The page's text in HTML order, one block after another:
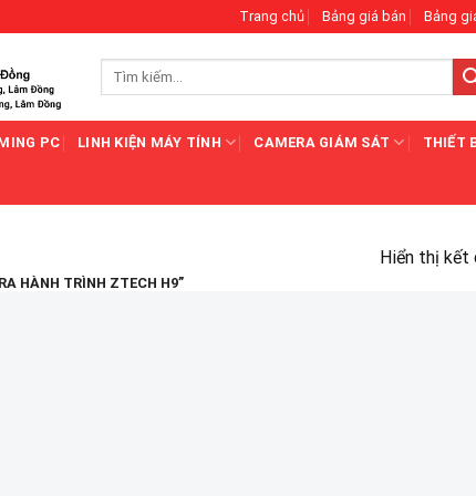
Trang chủ Bảng giá bán Bảng
Tìm
PC LINH KIỆN MÁY TÍNH CAMERA GIÁM SÁT THIẾT
HÀNH TRÌNH ZTECH H9”
Hiển thị kết